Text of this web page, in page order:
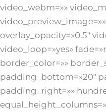
video_webm=»»
overlay_opacity=»0.5″
video_loop=»yes»
border_color=»»
padding_bottom=»20″
padding_right=»»